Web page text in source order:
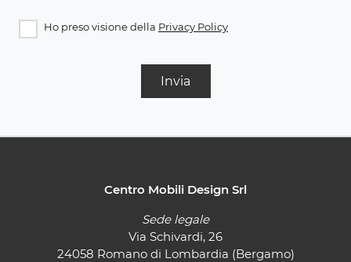
Ho preso visione della Privacy Policy
Invia
Centro Mobili Design Srl
Sede legale
Via Schivardi, 26
24058 Romano di Lombardia (Bergamo)